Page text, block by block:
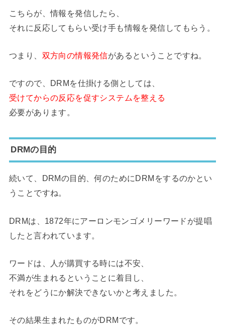
こちらが、情報を発信したら、
それに反応してもらい受け手も情報を発信してもらう。
つまり、 双方向の情報発信があるということですね。
ですので、DRMを仕掛ける側としては、
受けてからの反応を促すシステムを整える
必要があります。
DRMの目的
続いて、DRMの目的、何のためにDRMをするのかとい
うことですね。
DRMは、1872年にアーロンモンゴメリーワードが提唱
したと言われています。
ワードは、人が購買する時には不安、
不満が生まれるということに着目し、
それをどうにか解決できないかと考えました。
その結果生まれたものがDRMです。